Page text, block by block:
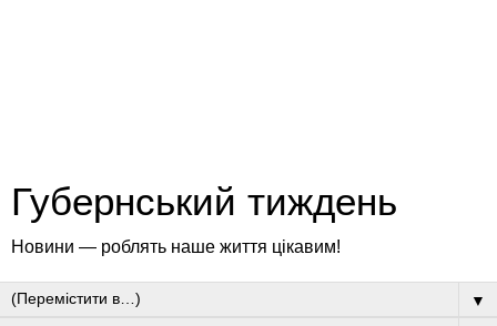
Губернський тиждень
Новини — роблять наше життя цікавим!
▼